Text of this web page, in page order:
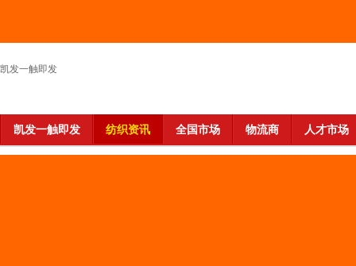
凯发一触即发
凯发一触即发 纺织资讯 全国市场 物流商 人才市场